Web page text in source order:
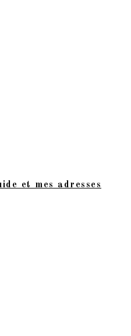
et mes adresses